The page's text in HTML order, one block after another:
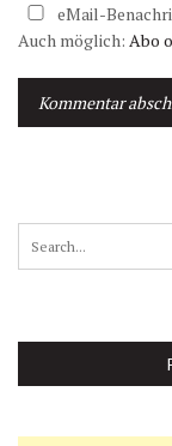
eMail-
Auch möglich: Abo
t
r
h
o
: